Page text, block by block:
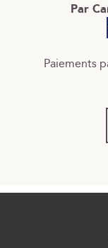
Par
Paiements